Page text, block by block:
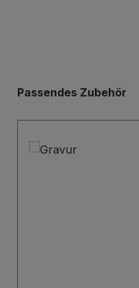
Produktgalerie
Passendes Zubehör